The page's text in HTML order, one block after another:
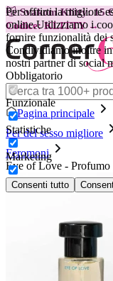
Per offrirti la migliore
online.Utilizziamo i
fornire funzionalità dei
Condividiamo inoltre
nostri partner di social
Obbligatorio
Funzionale
Statistiche
Marketing
Consenti tutto
😽Svakom Klitty: 15
Codice: KLITTY →
Pagina principale
Per del sesso migliore
Feromoni
Eye of Love -